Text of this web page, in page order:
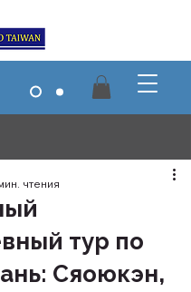
тур по
Сяоюкэн,
чтения